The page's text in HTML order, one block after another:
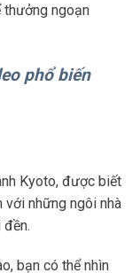
ngoạn
phổ biến
Kyoto, được biết
với những ngôi nhà
đền.
bạn có thể nhìn